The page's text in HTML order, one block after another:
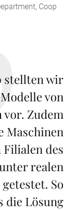
Coop
stellten wir
von
vor. Zudem
Maschinen
des
realen
So
die Lösung